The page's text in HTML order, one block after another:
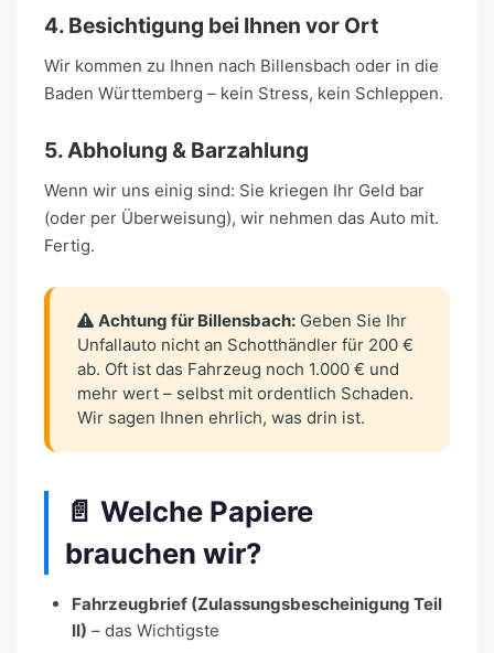
4. Besichtigung bei Ihnen vor Ort
Wir kommen zu Ihnen nach Billensbach oder in die
Baden Württemberg – kein Stress, kein Schleppen.
5. Abholung & Barzahlung
Wenn wir uns einig sind: Sie kriegen Ihr Geld bar
(oder per Überweisung), wir nehmen das Auto mit.
Fertig.
Achtung für Billensbach: Geben Sie Ihr
Unfallauto nicht an Schotthändler für 200 €
ab. Oft ist das Fahrzeug noch 1.000 € und
mehr wert – selbst mit ordentlich Schaden.
Wir sagen Ihnen ehrlich, was drin ist.
📄 Welche Papiere
brauchen wir?
Fahrzeugbrief (Zulassungsbescheinigung Teil
II) – das Wichtigste